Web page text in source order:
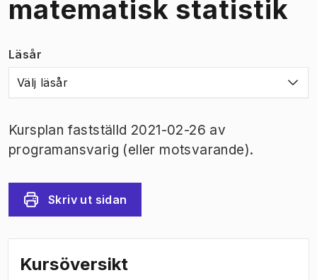
matematisk statistik
Läsår
Välj läsår
Kursplan fastställd 2021-02-26 av
programansvarig (eller motsvarande).
Skriv ut sidan
Kursöversikt